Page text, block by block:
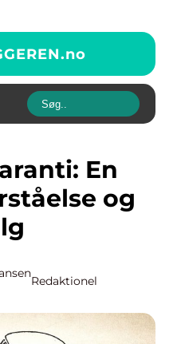
no
og
Redaktionel